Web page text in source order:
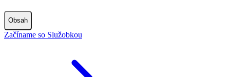
Obsah
Začíname so Služobkou